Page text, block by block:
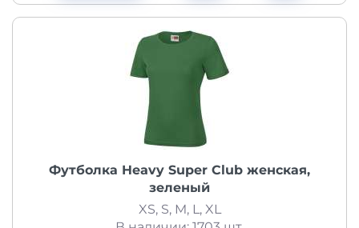
Футболка Heavy Super Club женская,
зеленый
XS, S, M, L, XL